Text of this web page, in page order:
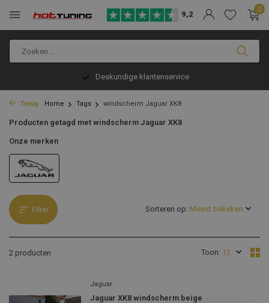
9,2
0
Deskundige klantenservice
Terug Home Tags windscherm Jaguar XK8
Producten getagd met windscherm Jaguar XK8
Onze merken
Filter
2 producten Toon:
Sorteren op:
Jaguar
Jaguar XK8 windscherm beige